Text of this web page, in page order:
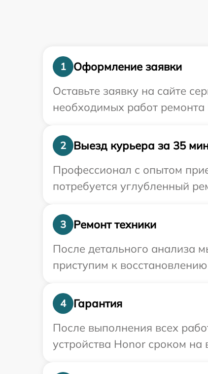
1
Оформление заявки
Оставьте заявку на сайте
необходимых работ
2
Выезд курьера за 35
Профессионал с опытом
потребуется углубленный
3
Ремонт техники
После детального анализа
приступим к
4
Гарантия
После выполнения всех
устройства Honor сроком на